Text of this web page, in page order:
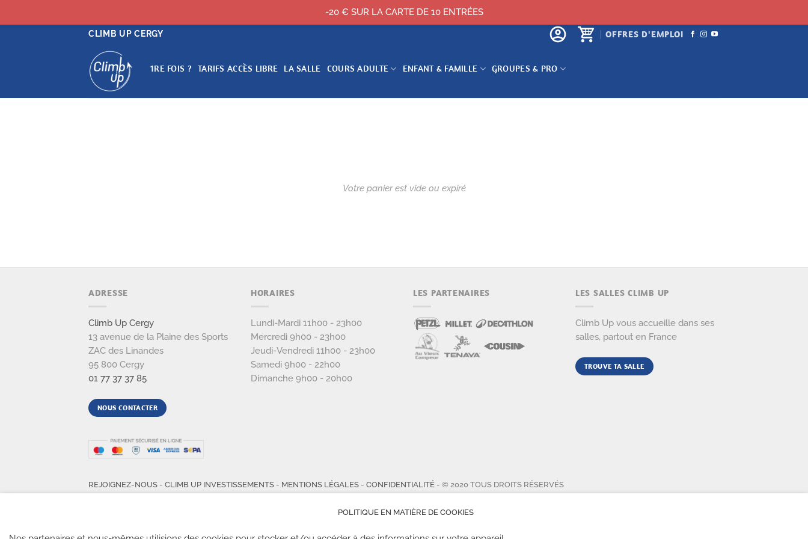
CLIMB UP CERGY OFFRES D'EMPLOI
1RE FOIS ? TARIFS ACCÈS LIBRE LA SALLE COURS ADULTE ENFANT & FAMILLE GROUPES & PRO
ADRESSE
Climb Up Cergy
13 avenue de la Plaine des Sports
ZAC des Linandes
95 800 Cergy
01 77 37 37 85
NOUS CONTACTER
HORAIRES
Lundi-Mardi 11h00 - 23h00
Mercredi 9h00 - 23h00
Jeudi-Vendredi 11h00 - 23h00
Samedi 9h00 - 22h00
Dimanche 9h00 - 20h00
LES PARTENAIRES LES SALLES CLIMB UP
Climb Up vous accueille dans ses
salles, partout en France
TROUVE TA SALLE
REJOIGNEZ-NOUS - CLIMB UP INVESTISSEMENTS - MENTIONS LÉGALES - CONFIDENTIALITÉ - © 2020 TOUS DROITS RÉSERVÉS
-20 € SUR LA CARTE DE 10 ENTRÉES
POLITIQUE EN MATIÈRE DE COOKIES